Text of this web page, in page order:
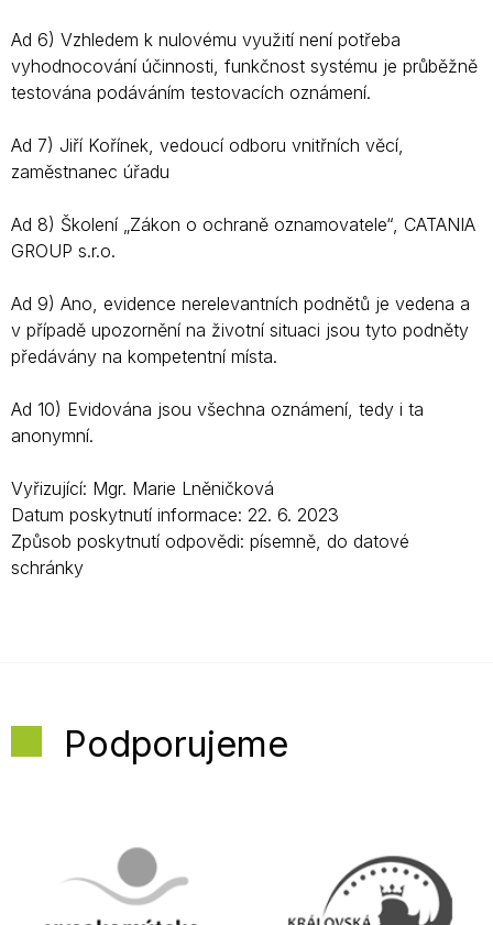
Ad 6) Vzhledem k nulovému využití není potřeba
vyhodnocování účinnosti, funkčnost systému je průběžně
testována podáváním testovacích oznámení.
Ad 7) Jiří Kořínek, vedoucí odboru vnitřních věcí,
zaměstnanec úřadu
Ad 8) Školení „Zákon o ochraně oznamovatele“, CATANIA
GROUP s.r.o.
Ad 9) Ano, evidence nerelevantních podnětů je vedena a
v případě upozornění na životní situaci jsou tyto podněty
předávány na kompetentní místa.
Ad 10) Evidována jsou všechna oznámení, tedy i ta
anonymní.
Vyřizující: Mgr. Marie Lněničková
Datum poskytnutí informace: 22. 6. 2023
Způsob poskytnutí odpovědi: písemně, do datové
schránky
Podporujeme